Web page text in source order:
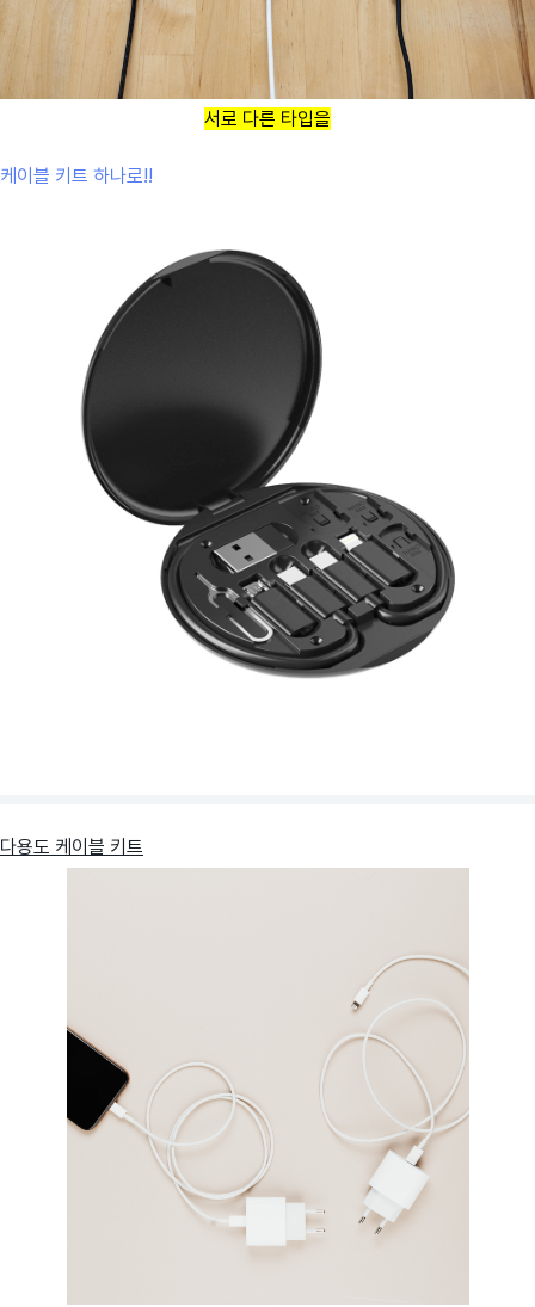
서로 다른 타입을
케이블 키트 하나로!!
다용도 케이블 키트